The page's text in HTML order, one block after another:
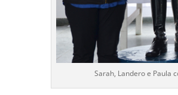
Sarah, Landero e Paula